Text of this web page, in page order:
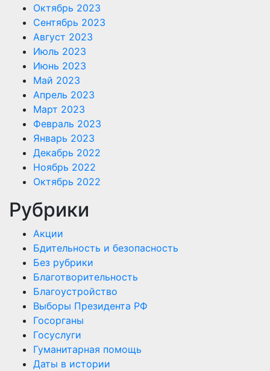
Октябрь 2023
Сентябрь 2023
Август 2023
Июль 2023
Июнь 2023
Май 2023
Апрель 2023
Март 2023
Февраль 2023
Январь 2023
Декабрь 2022
Ноябрь 2022
Октябрь 2022
Рубрики
Акции
Бдительность и безопасность
Без рубрики
Благотворительность
Благоустройство
Выборы Президента РФ
Госорганы
Госуслуги
Гуманитарная помощь
Даты в истории